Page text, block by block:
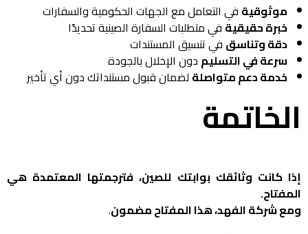
موثوقية في التعامل مع الجهات الحكومية والسفارات
خبرة حقيقية في متطلبات السفارة الصينية تحديدًا
دقة وتناسق في تنسيق المستندات
سرعة في التسليم دون الإخلال بالجودة
خدمة دعم متواصلة لضمان قبول مستنداتك دون أي تأخير
الخاتمة
إذا كانت وثائقك بوابتك للصين، فترجمتها المعتمدة هي
المفتاح.
ومع شركة الفهد، هذا المفتاح مضمون.